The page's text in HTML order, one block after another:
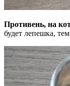
Противень, на
будет лепешка,